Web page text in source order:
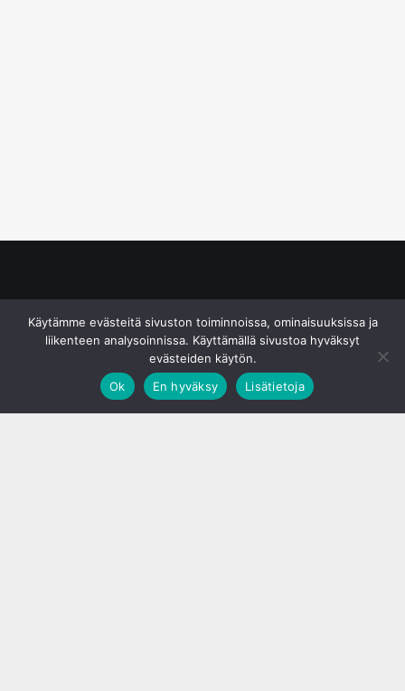
Käytämme evästeitä sivuston toiminnoissa, ominaisuuksissa ja
liikenteen analysoinnissa. Käyttämällä sivustoa hyväksyt
evästeiden käytön.
Ok
En hyväksy Lisätietoja